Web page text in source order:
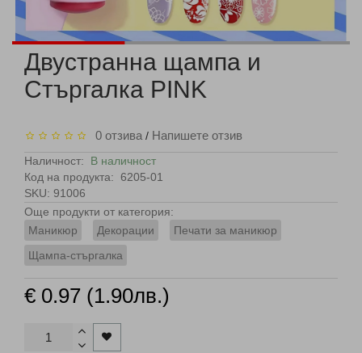
Двустранна щампа и
Стъргалка PINK
0 отзива / Напишете отзив
Наличност: В наличност
Код на продукта: 6205-01
SKU: 91006
Още продукти от категория:
Маникюр
Декорации
Печати за маникюр
Щампа-стъргалка
€ 0.97 (1.90лв.)